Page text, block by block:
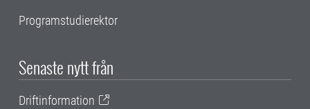
Programstudierektor
Senaste nytt från
Driftinformation